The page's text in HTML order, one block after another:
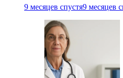
9 месяцев спустя9 месяцев